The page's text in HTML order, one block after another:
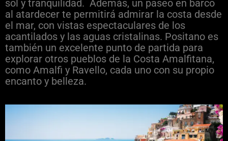
sol y tranquilidad. Además, un paseo en barco
al atardecer te permitirá admirar la costa desde
el mar, con vistas espectaculares de los
acantilados y las aguas cristalinas. Positano es
también un excelente punto de partida para
explorar otros pueblos de la Costa Amalfitana,
como Amalfi y Ravello, cada uno con su propio
encanto y belleza.